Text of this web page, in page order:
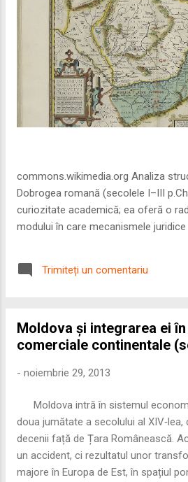
Sursa
commons.wikimedia.org Analiza
Dobrogea romană (secolele I–III
curiozitate academică; ea oferă o
modului în care mecanismele juridice
Marea Neagră. Într-o epocă în care
excepțională a lumii romane era
și culturală. Urmărirea penetrării
special a cetățenilor romani ( cives
profunzimea și ritmul procesului de
Trimiteți un comentariu
Moldova și integrarea ei
comerciale continentale
- noiembrie 29, 2013
Moldova intră în sistemul
doua jumătate a secolului al
decenii față de Țara Românească.
un accident, ci rezultatul unor
majore în Europa de Est, în spațiul